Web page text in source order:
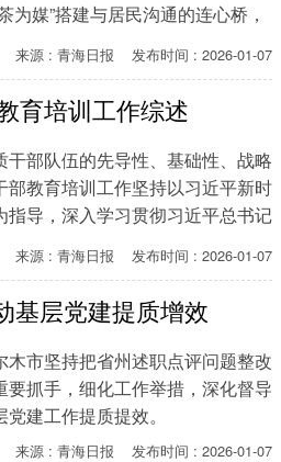
为媒”搭建与居民沟通的连心桥，
基层共建共治共享。
来源 : 青海日报 发布时间 : 2026-01-07
育培训工作综述
部队伍的先导性、基础性、战略
教育培训工作坚持以习近平新时
导，深入学习贯彻习近平总书记
推进现代化新青海建设提供有力思
来源 : 青海日报 发布时间 : 2026-01-07
基层党建提质增效
市坚持把省州述职点评问题整改
抓手，细化工作举措，深化督导
建工作提质提效。
来源 : 青海日报 发布时间 : 2026-01-07